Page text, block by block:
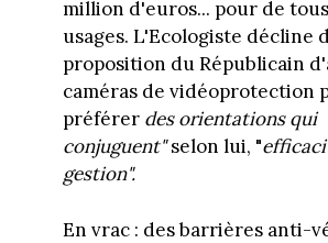
million d'euros... pour de
usages. L'Ecologiste décline
proposition du Républicain
caméras de vidéoprotection
préférer des orientations qui
conjuguent"selon lui, "
gestion".
En vrac : des barrières anti-